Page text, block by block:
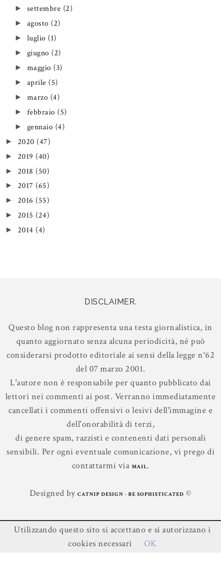
► settembre (2)
► agosto (2)
► luglio (1)
► giugno (2)
► maggio (3)
► aprile (5)
► marzo (4)
► febbraio (5)
► gennaio (4)
► 2020 (47)
► 2019 (40)
► 2018 (50)
► 2017 (65)
► 2016 (55)
► 2015 (24)
► 2014 (4)
DISCLAIMER.
Questo blog non rappresenta una testa giornalistica, in
quanto aggiornato senza alcuna periodicità, né può
considerarsi prodotto editoriale ai sensi della legge n°62
del 07 marzo 2001.
L'autore non è responsabile per quanto pubblicato dai
lettori nei commenti ai post. Verranno immediatamente
cancellati i commenti offensivi o lesivi dell'immagine e
dell'onorabilità di terzi,
di genere spam, razzisti e contenenti dati personali
sensibili. Per ogni eventuale comunicazione, vi prego di
contattarmi via MAIL.
Designed by CATNIP DESIGN - BE SOPHISTICATED ©
Contenuti © Leggere In Silenzio.
Utilizzando questo sito si accettano e si autorizzano i
cookies necessari
OK